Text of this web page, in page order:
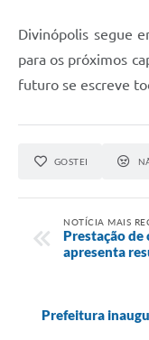
Divinópolis segue
para os próximos
futuro se escreve
GOSTEI
NOTÍCIA MAIS
Prestação de
apresenta
Prefeitura